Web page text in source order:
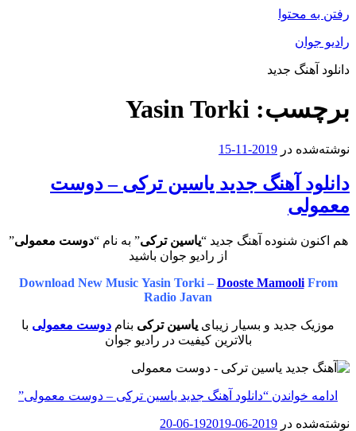
رفتن به محتوا
رادیو جوان
دانلود آهنگ جدید
برچسب: Yasin Torki
نوشته‌شده در 2019-11-15
دانلود آهنگ جدید یاسین ترکی – دوست
معمولی
هم اکنون شنوده آهنگ جدید “یاسین ترکی” به نام “دوست معمولی”
از رادیو جوان باشید
Download New Music Yasin Torki – Dooste MamooliFrom
Radio Javan
موزیک جدید و بسیار زیبای یاسین ترکی بنام دوست معمولی با
بالاترین کیفیت در رادیو جوان
ادامه خواندن “دانلود آهنگ جدید یاسین ترکی – دوست معمولی”
نوشته‌شده در 2019-06-19
2019-06-20